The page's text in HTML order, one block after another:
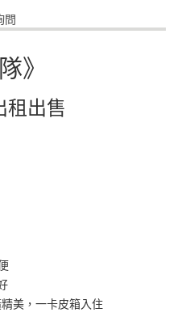
問
》
租出售
美，一卡皮箱入住